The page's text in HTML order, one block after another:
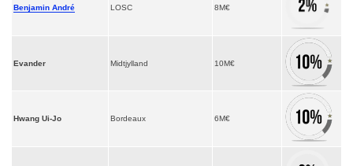
Benjamin André LOSC 8M€
Evander Midtjylland 10M€
Hwang Ui-Jo Bordeaux 6M€